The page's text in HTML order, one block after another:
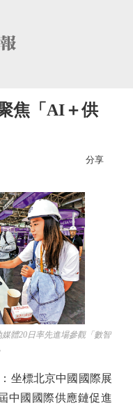
焦「AI＋供
分享
體20日率先進場參觀「數智
標北京中國國際展
中國國際供應鏈促進